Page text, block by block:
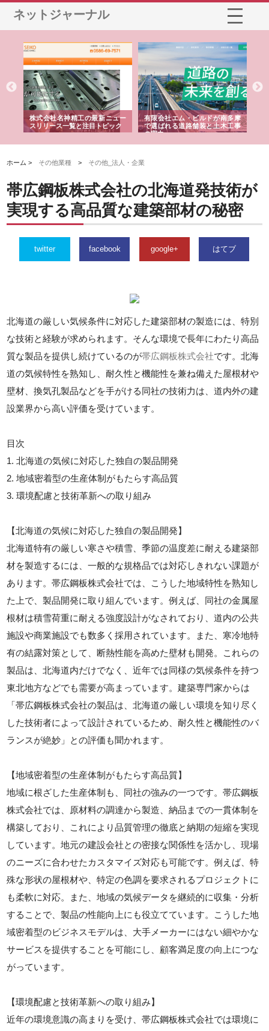
ネットジャーナル
株式会社名神精工の最新ニュー
スリリース一覧と注目トピック
有限会社エム・ビルドが南多摩
で選ばれる道路舗装と土木工事
の実力
ホーム > その他業種 > その他_法人・企業
帯広鋼板株式会社の北海道発技術が
実現する高品質な建築部材の秘密
twitter facebook google+ はてブ
北海道の厳しい気候条件に対応した建築部材の製造には、特別
な技術と経験が求められます。そんな環境で長年にわたり高品
質な製品を提供し続けているのが帯広鋼板株式会社です。北海
道の気候特性を熟知し、耐久性と機能性を兼ね備えた屋根材や
壁材、換気孔製品などを手がける同社の技術力は、道内外の建
設業界から高い評価を受けています。
目次
1. 北海道の気候に対応した独自の製品開発
2. 地域密着型の生産体制がもたらす高品質
3. 環境配慮と技術革新への取り組み
【北海道の気候に対応した独自の製品開発】
北海道特有の厳しい寒さや積雪、季節の温度差に耐える建築部
材を製造するには、一般的な規格品では対応しきれない課題が
あります。帯広鋼板株式会社では、こうした地域特性を熟知し
た上で、製品開発に取り組んでいます。例えば、同社の金属屋
根材は積雪荷重に耐える強度設計がなされており、道内の公共
施設や商業施設でも数多く採用されています。また、寒冷地特
有の結露対策として、断熱性能を高めた壁材も開発。これらの
製品は、北海道内だけでなく、近年では同様の気候条件を持つ
東北地方などでも需要が高まっています。建築専門家からは
「帯広鋼板株式会社の製品は、北海道の厳しい環境を知り尽く
した技術者によって設計されているため、耐久性と機能性のバ
ランスが絶妙」との評価も聞かれます。
【地域密着型の生産体制がもたらす高品質】
地域に根ざした生産体制も、同社の強みの一つです。帯広鋼板
株式会社では、原材料の調達から製造、納品までの一貫体制を
構築しており、これにより品質管理の徹底と納期の短縮を実現
しています。地元の建設会社との密接な関係性を活かし、現場
のニーズに合わせたカスタマイズ対応も可能です。例えば、特
殊な形状の屋根材や、特定の色調を要求されるプロジェクトに
も柔軟に対応。また、地域の気候データを継続的に収集・分析
することで、製品の性能向上にも役立てています。こうした地
域密着型のビジネスモデルは、大手メーカーにはない細やかな
サービスを提供することを可能にし、顧客満足度の向上につな
がっています。
【環境配慮と技術革新への取り組み】
近年の環境意識の高まりを受け、帯広鋼板株式会社では環境に